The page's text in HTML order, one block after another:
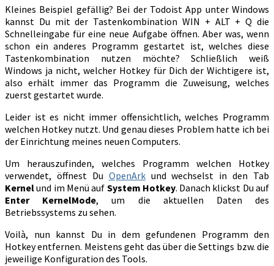
Kleines Beispiel gefällig? Bei der Todoist App unter Windows
kannst Du mit der Tastenkombination WIN + ALT + Q die
Schnelleingabe für eine neue Aufgabe öffnen. Aber was, wenn
schon ein anderes Programm gestartet ist, welches diese
Tastenkombination nutzen möchte? Schließlich weiß
Windows ja nicht, welcher Hotkey für Dich der Wichtigere ist,
also erhält immer das Programm die Zuweisung, welches
zuerst gestartet wurde.
Leider ist es nicht immer offensichtlich, welches Programm
welchen Hotkey nutzt. Und genau dieses Problem hatte ich bei
der Einrichtung meines neuen Computers.
Um herauszufinden, welches Programm welchen Hotkey
verwendet, öffnest Du OpenArkund wechselst in den Tab
Kernelund im Menü auf System Hotkey. Danach klickst Du auf
Enter KernelMode, um die aktuellen Daten des
Betriebssystems zu sehen.
Voilà, nun kannst Du in dem gefundenen Programm den
Hotkey entfernen. Meistens geht das über die Settings bzw. die
jeweilige Konfiguration des Tools.